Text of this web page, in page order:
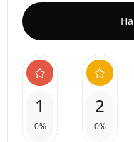
1
0%
2
0%